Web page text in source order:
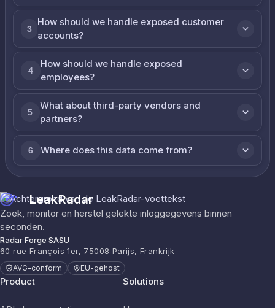
3
How should we handle exposed customer
accounts?
4
How should we handle exposed
employees?
5
What about third-party vendors and
partners?
6 Where does this data come from?
LeakRadar
Zoek, monitor en herstel gelekte inloggegevens binnen
seconden.
Radar Forge SASU
60 rue François 1er, 75008 Parijs, Frankrijk
AVG-conform EU-gehost
Product Solutions